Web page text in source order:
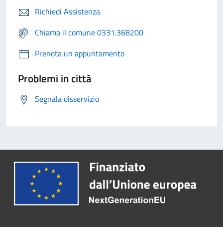
Richiedi Assistenza
Chiama il comune 0331.368200
Prenota un appuntamento
Problemi in città
Segnala disservizio